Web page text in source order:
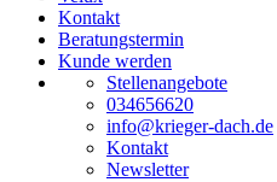
Kontakt
Beratungstermin
Kunde werden
Stellenangebote
034656620
info@krieger-dach.de
Kontakt
Newsletter